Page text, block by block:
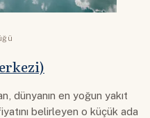
dünyanın en yoğun yakıt
belirleyen o küçük ada